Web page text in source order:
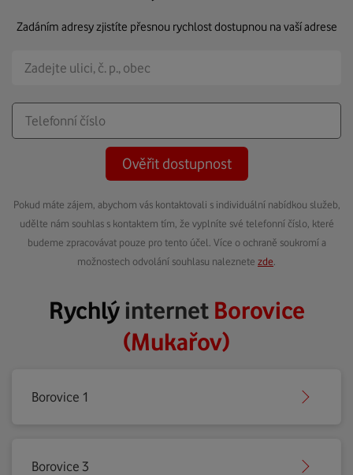
Zadáním adresy zjistíte přesnou rychlost dostupnou na vaší adrese
Ověřit dostupnost
Pokud máte zájem, abychom vás kontaktovali s individuální nabídkou služeb,
udělte nám souhlas s kontaktem tím, že vyplníte své telefonní číslo, které
budeme zpracovávat pouze pro tento účel. Více o ochraně soukromí a
možnostech odvolání souhlasu naleznete zde
Rychlýinternet Borovice
(Mukařov)
Borovice 1
Borovice 3